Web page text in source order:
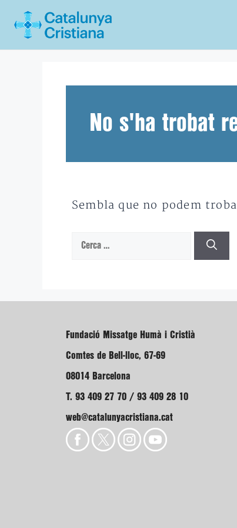
No s'ha trobat
Sembla que no podem
Cerca:
Fundació Missatge Humà i Cristià
Comtes de Bell-lloc, 67-69
08014 Barcelona
T. 93 409 27 70 / 93 409 28 10
web@catalunyacristiana.cat